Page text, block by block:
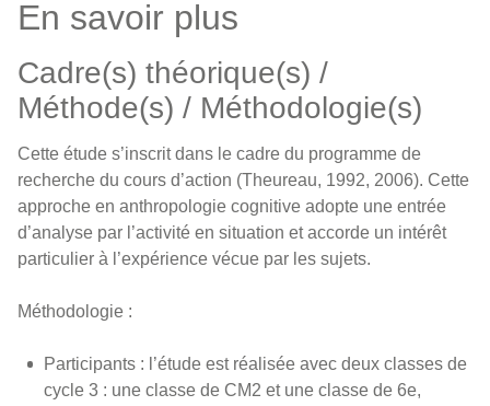
En savoir plus
Cadre(s) théorique(s) /
Méthode(s) / Méthodologie(s)
Cette étude s’inscrit dans le cadre du programme de
recherche du cours d’action (Theureau, 1992, 2006). Cette
approche en anthropologie cognitive adopte une entrée
d’analyse par l’activité en situation et accorde un intérêt
particulier à l’expérience vécue par les sujets.
Méthodologie :
Participants : l’étude est réalisée avec deux classes de
cycle 3 : une classe de CM2 et une classe de 6e,